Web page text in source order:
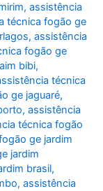
,assistência
técnica fogão ge
,assistência
fogão ge
bibi,
técnica
ge jaguaré,
,assistência
técnica fogão
ge jardim
jardim
brasil,
,assistência